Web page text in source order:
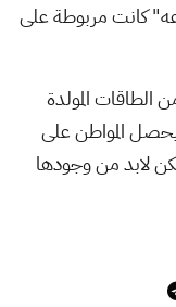
كانت مربوطة على
1100 ميغاوات من الطاقات المولدة
24 ساعة، ويحصل المواطن على
وتابع: "خفضنا كمية خطوط 24 لكن لابد من وجودها